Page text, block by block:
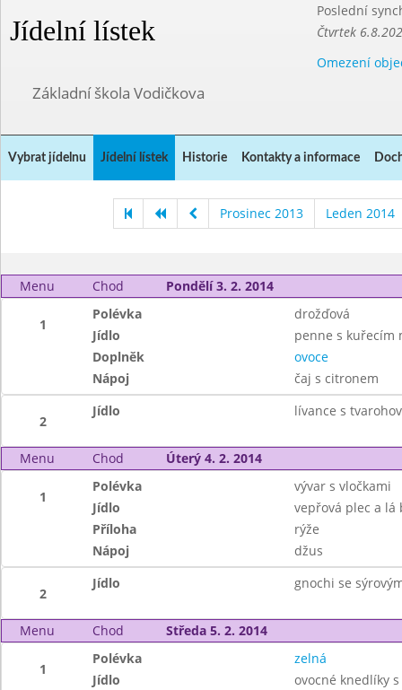
Jídelní lístek
Poslední
Čtvrtek
Omezení
Základní škola Vodičkova
Vybrat jídelnu Jídelní lístek Historie Kontakty a informace
Prosinec 2013 Leden 2014
Menu Chod Pondělí 3. 2. 2014
1
Polévka
drožďová
Jídlo
penne s kuřecím
Doplněk
ovoce
Nápoj
čaj s citronem
2
Jídlo lívance s
Menu Chod Úterý 4. 2. 2014
1
Polévka
vývar s vločkami
Jídlo
vepřová plec a lá
Příloha
rýže
Nápoj
džus
2
Jídlo gnochi se
Menu Chod Středa 5. 2. 2014
1
Polévka
zelná
Jídlo
ovocné knedlíky